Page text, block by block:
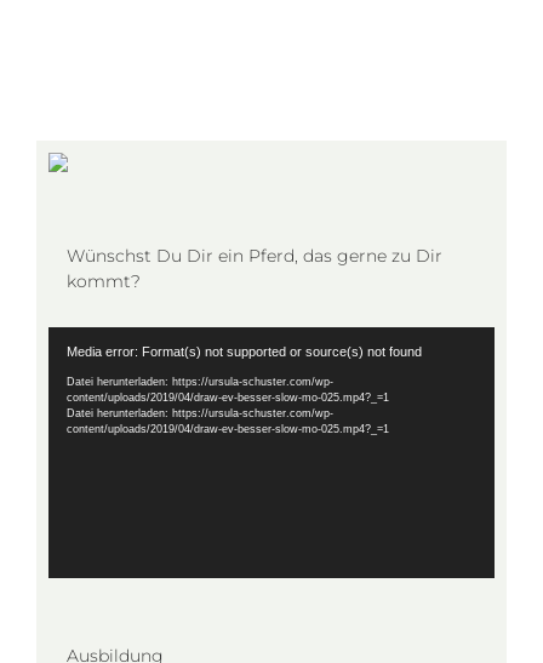
Wünschst Du Dir ein Pferd, das gerne zu Dir
kommt?
Media error: Format(s) not supported or source(s) not found
Datei herunterladen: https://ursula-schuster.com/wp-
content/uploads/2019/04/draw-ev-besser-slow-mo-025.mp4?_=1
Datei herunterladen: https://ursula-schuster.com/wp-
content/uploads/2019/04/draw-ev-besser-slow-mo-025.mp4?_=1
Ausbildung